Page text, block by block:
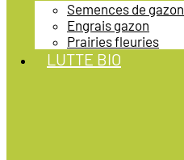
Semences de gazon
Engrais gazon
Prairies fleuries
LUTTE BIO